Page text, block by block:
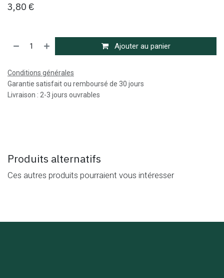
3,80 €
Ajouter au panier
Conditions générales
Garantie satisfait ou remboursé de 30 jours
Livraison : 2-3 jours ouvrables
Produits alternatifs
Ces autres produits pourraient vous intéresser